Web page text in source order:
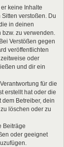
keine Inhalte
verstoßen. Du
in deinen
zu verwenden.
Verstößen gegen
veröffentlichten
oder
und dir ein
für die
erstellt hat oder die
dem Betreiber, dein
löschen oder zu
Beiträge
oder geeignet